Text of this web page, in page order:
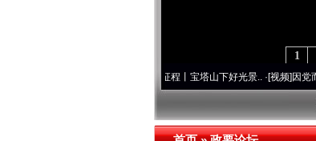
1
牢记初心使命 奋进复兴征程丨宝塔山下好光景..·[视频]因党而生 为